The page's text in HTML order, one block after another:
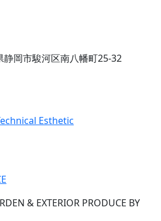
岡市駿河区南八幡町25-32